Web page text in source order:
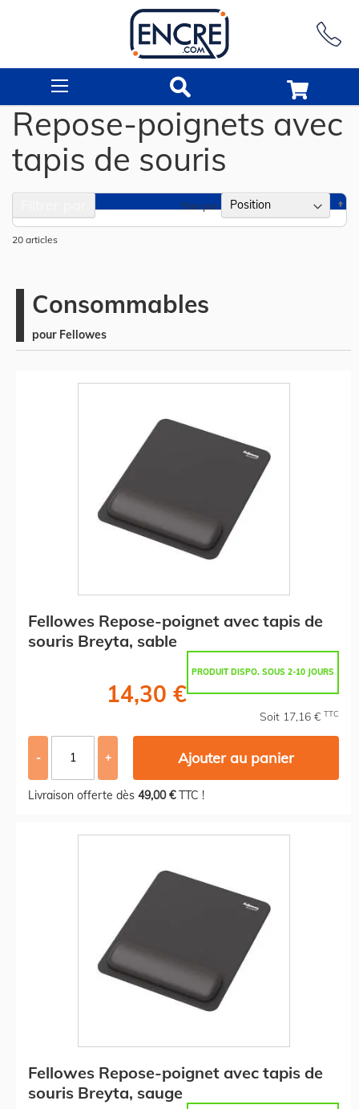
Repose-poignets avec
tapis de souris
20 articles
Trier par
Consommables
pour Fellowes
Fellowes Repose-poignet avec tapis de
souris Breyta, sable
PRODUIT DISPO. SOUS 2-10 JOURS
14,30 €
Soit 17,16 € TTC
- + Ajouter au panier
Livraison offerte dès 49,00 €TTC !
Fellowes Repose-poignet avec tapis de
souris Breyta, sauge